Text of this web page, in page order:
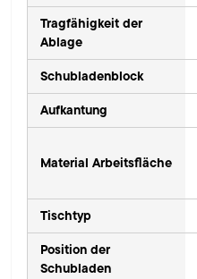
Tragfähigkeit der
Ablage
Schubladenblock
Aufkantung
Material Arbeitsfläche
Tischtyp
Position der
Schubladen